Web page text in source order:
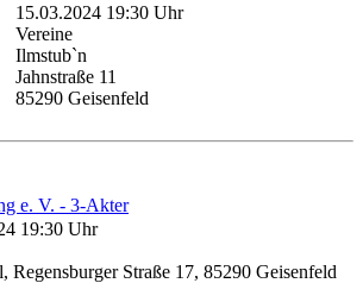
15.03.2024 19:30 Uhr
Vereine
Ilmstub`n
Jahnstraße 11
85290 Geisenfeld
e. V. - 3-Akter
19:30 Uhr
Regensburger Straße 17, 85290 Geisenfeld